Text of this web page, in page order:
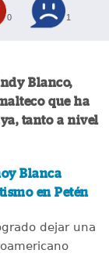
0 1
Blanco,
que ha
tanto a nivel
Blanca
en Petén
dejar una